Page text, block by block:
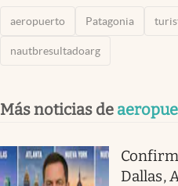
aeropuerto Patagonia
nautbresultadoarg
Más noticias de
Dallas,